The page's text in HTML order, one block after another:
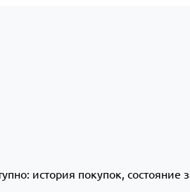
история покупок,